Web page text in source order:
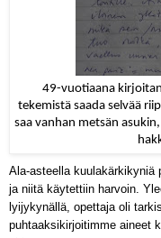
49-vuotiaana
tekemistä saada selvää
saa vanhan metsän
Ala-asteella kuulakärkikyniä
ja niitä käytettiin harvoin.
lyijykynällä, opettaja oli
puhtaaksikirjoitimme aineet